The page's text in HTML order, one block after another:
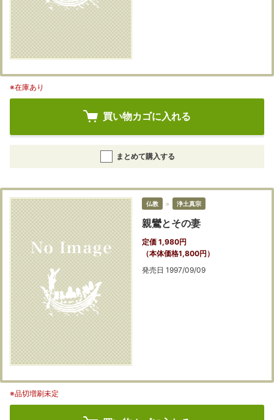
※在庫あり
買い物カゴに入れる
まとめて購入する
仏教 ＞ 浄土真宗
親鸞とその妻
定価 1,980円
（本体価格1,800円）
発売日 1997/09/09
※品切増刷未定